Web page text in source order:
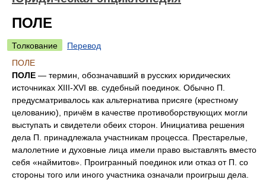
ПОЛЕ
Толкование
Перевод
ПОЛЕ
ПОЛЕ — термин, обозначавший в русских юридических
источниках XIII-XVI вв. судебный поединок. Обычно П.
предусматривалось как альтернатива присяге (крестному
целованию), причём в качестве противоборствующих могли
выступать и свидетели обеих сторон. Инициатива решения
дела П. принадлежала участникам процесса. Престарелые,
малолетние и духовные лица имели право выставлять вместо
себя «наймитов». Проигранный поединок или отказ от П. со
стороны того или иного участника означали проигрыш дела.